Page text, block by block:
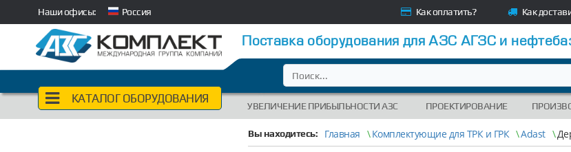
Наши офисы: Россия Как оплатить? Как
Поставка оборудования для АЗС АГЗС и
КАТАЛОГ ОБОРУДОВАНИЯ
УВЕЛИЧЕНИЕ ПРИБЫЛЬНОСТИ АЗС ПРОЕКТИРОВАНИЕ
Вы находитесь: Главная \Комплектующие для ТРК и ГРК \Adast \